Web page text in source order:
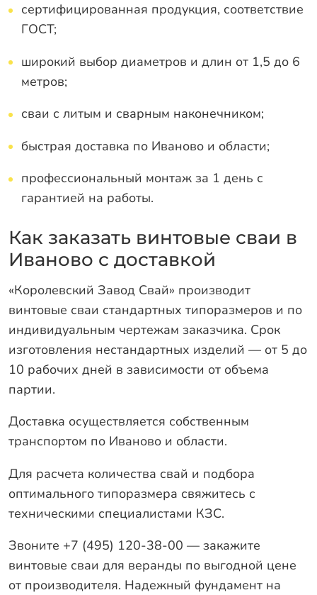
сертифицированная продукция, соответствие
ГОСТ;
широкий выбор диаметров и длин от 1,5 до 6
метров;
сваи с литым и сварным наконечником;
быстрая доставка по Иваново и области;
профессиональный монтаж за 1 день с
гарантией на работы.
Как заказать винтовые сваи в
Иваново с доставкой
«Королевский Завод Свай» производит
винтовые сваи стандартных типоразмеров и по
индивидуальным чертежам заказчика. Срок
изготовления нестандартных изделий — от 5 до
10 рабочих дней в зависимости от объема
партии.
Доставка осуществляется собственным
транспортом по Иваново и области.
Для расчета количества свай и подбора
оптимального типоразмера свяжитесь с
техническими специалистами КЗС.
Звоните +7 (495) 120-38-00 — закажите
винтовые сваи для веранды по выгодной цене
от производителя. Надежный фундамент на